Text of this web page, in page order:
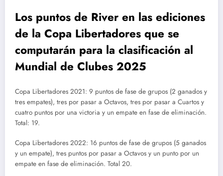
Los puntos de River en las ediciones
de la Copa Libertadores que se
computarán para la clasificación al
Mundial de Clubes 2025
Copa Libertadores 2021: 9 puntos de fase de grupos (2 ganados y
tres empates), tres por pasar a Octavos, tres por pasar a Cuartos y
cuatro puntos por una victoria y un empate en fase de eliminación.
Total: 19.
Copa Libertadores 2022: 16 puntos de fase de grupos (5 ganados
y un empate), tres puntos por pasar a Octavos y un punto por un
empate en fase de eliminación. Total 20.